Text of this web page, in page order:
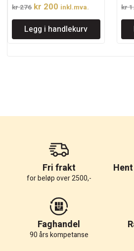
kr276 Opprinnelig
pris
var:
kr 276.
kr 200 Nåværende
pris
er:
kr 200.
inkl.mva.
Legg i handlekurv
kr
Fri frakt
for beløp over 2500,-
Faghandel
90 års kompetanse